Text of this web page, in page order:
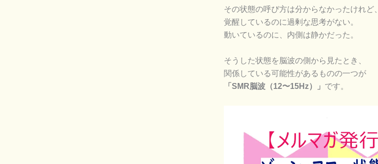
その状態の呼び方は分からなかったけれど、
覚醒しているのに過剰な思考がない。
動いているのに、内側は静かだった。
そうした状態を脳波の側から見たとき、
関係している可能性があるものの一つが
「SMR脳波（12〜15Hz）」 です。